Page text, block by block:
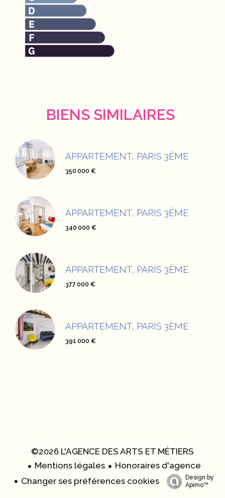
BIENS SIMILAIRES
APPARTEMENT, PARIS 3ÈME
350 000 €
APPARTEMENT, PARIS 3ÈME
340 000 €
APPARTEMENT, PARIS 3ÈME
377 000 €
APPARTEMENT, PARIS 3ÈME
391 000 €
©2026 L'AGENCE DES ARTS ET MÉTIERS
Mentions légales
Honoraires d'agence
Changer ses préférences cookies
Design by
Apimo™